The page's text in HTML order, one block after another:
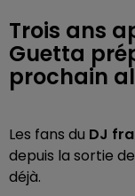
Trois ans
Guetta
prochain
Les fans du DJ
depuis la sortie
déjà.